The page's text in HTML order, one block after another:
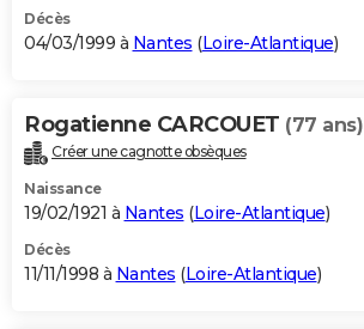
Décès
04/03/1999 à Nantes (Loire-Atlantique)
Rogatienne CARCOUET (77 ans)
Créer une cagnotte obsèques
Naissance
19/02/1921 à Nantes (Loire-Atlantique)
Décès
11/11/1998 à Nantes (Loire-Atlantique)